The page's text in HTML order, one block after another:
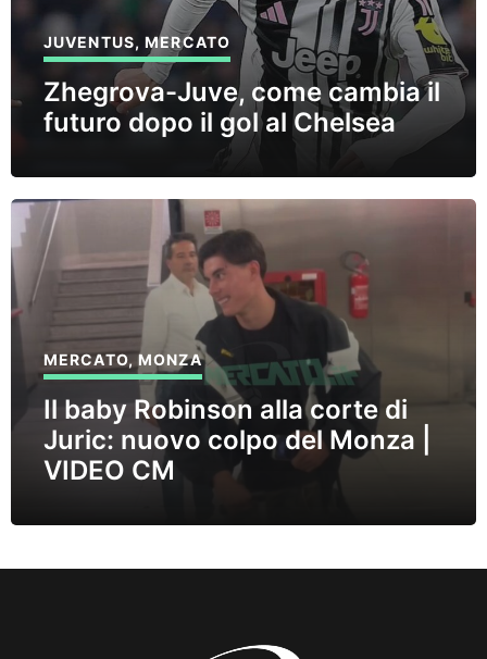
JUVENTUS,MERCATO
Zhegrova-Juve, come cambia il
futuro dopo il gol al Chelsea
MERCATO,MONZA
Il baby Robinson alla corte di
Juric: nuovo colpo del Monza |
VIDEO CM